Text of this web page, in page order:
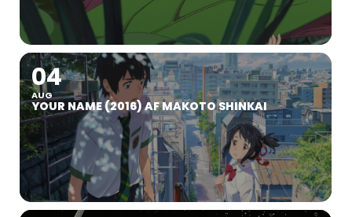
04
AUG
YOUR NAME (2016) AF MAKOTO SHINKAI